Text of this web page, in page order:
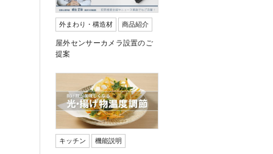
外まわり・構造材 商品紹介
屋外センサーカメラ設置のご
提案
キッチン 機能説明